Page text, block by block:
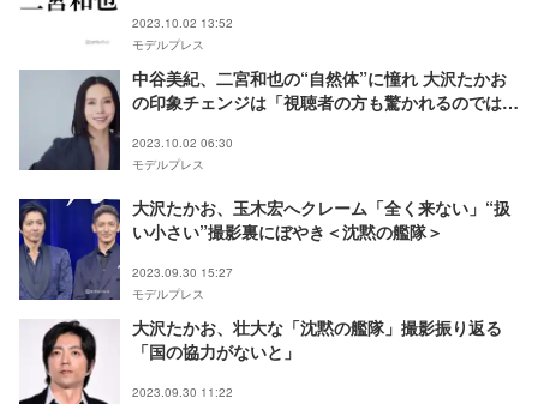
2023.10.02 13:52
モデルプレス
中谷美紀、二宮和也の“自然体”に憧れ 大沢たかお
の印象チェンジは「視聴者の方も驚かれるのでは」
＞
2023.10.02 06:30
モデルプレス
大沢たかお、玉木宏へクレーム「全く来ない」“扱
い小さい”撮影裏にぼやき＜沈黙の艦隊＞
2023.09.30 15:27
モデルプレス
大沢たかお、壮大な「沈黙の艦隊」撮影振り返る
「国の協力がないと」
2023.09.30 11:22